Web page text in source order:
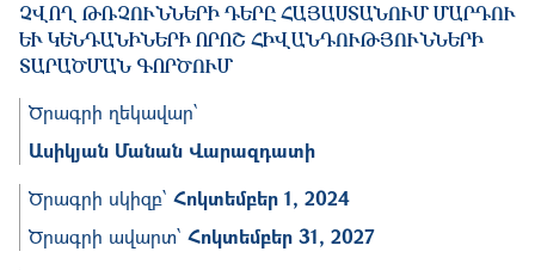
ՉՎՈՂ ԹՌՉՈՒՆՆԵՐԻ ԴԵՐԸ ՀԱՅԱՍՏԱՆՈՒՄ ՄԱՐԴՈՒ
ԵՒ ԿԵՆԴԱՆԻՆԵՐԻ ՈՐՈՇ ՀԻՎԱՆԴՈՒԹՅՈՒՆՆԵՐԻ Տ
ԱՐԱԾՄԱՆ ԳՈՐԾՈՒՄ
Ծրագրի ղեկավար՝
Ասիկյան Մանան Վարազդատի
Ծրագրի սկիզբ՝ Հոկտեմբեր 1, 2024
Ծրագրի ավարտ՝ Հոկտեմբեր 31, 2027